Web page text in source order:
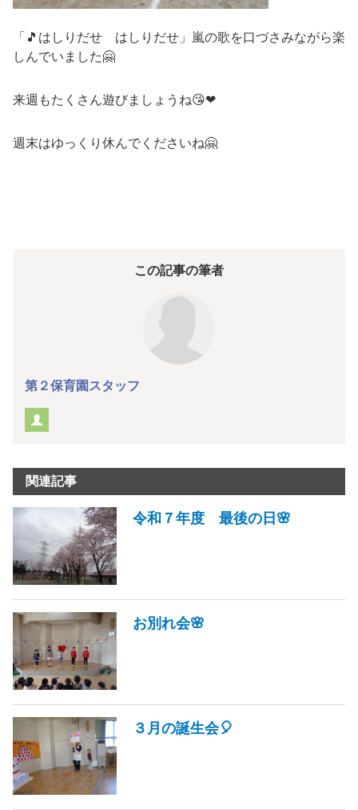
「🎵はしりだせ はしりだせ」嵐の歌を口づさみながら楽
しんでいました🤗
来週もたくさん遊びましょうね😘❤
週末はゆっくり休んでくださいね🤗
この記事の筆者
第２保育園スタッフ
関連記事
令和７年度 最後の日🌸
お別れ会🌸
３月の誕生会🎈